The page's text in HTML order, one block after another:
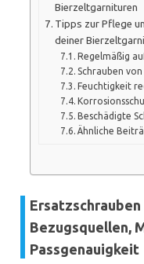
Bierzeltgarnituren
Tipps zur Pflege
deiner
Regelmäßig
Schrauben
Feuchtigkeit
Beschädigte
Ähnliche
Bezugsquellen,
Passgenauigkeit